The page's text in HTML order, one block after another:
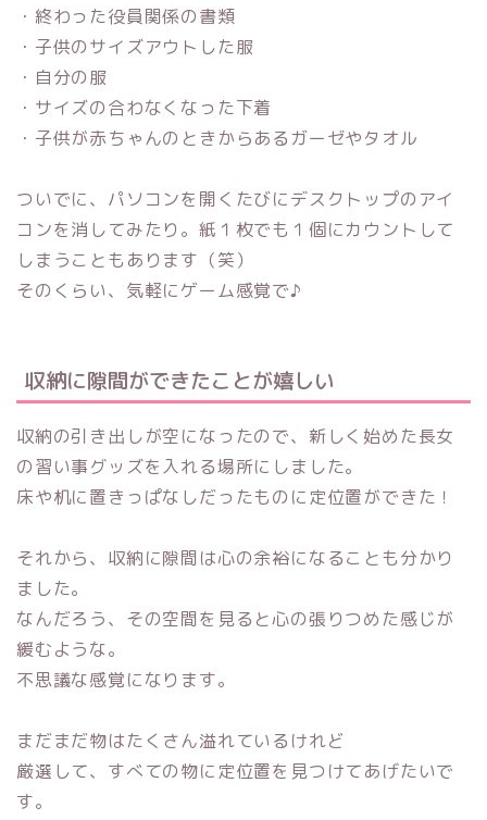
・終わった役員関係の書類
・子供のサイズアウトした服
・自分の服
・サイズの合わなくなった下着
・子供が赤ちゃんのときからあるガーゼやタオル
ついでに、パソコンを開くたびにデスクトップのアイ
コンを消してみたり。紙１枚でも１個にカウントして
しまうこともあります（笑）
そのくらい、気軽にゲーム感覚で♪
収納に隙間ができたことが嬉しい
収納の引き出しが空になったので、新しく始めた長女
の習い事グッズを入れる場所にしました。
床や机に置きっぱなしだったものに定位置ができた！
それから、収納に隙間は心の余裕になることも分かり
ました。
なんだろう、その空間を見ると心の張りつめた感じが
緩むような。
不思議な感覚になります。
まだまだ物はたくさん溢れているけれど
厳選して、すべての物に定位置を見つけてあげたいで
す。